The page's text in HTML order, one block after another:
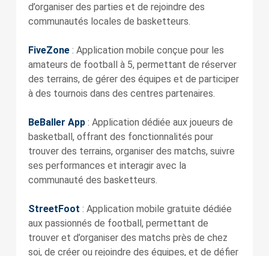
d’organiser des parties et de rejoindre des
communautés locales de basketteurs.
FiveZone: Application mobile conçue pour les
amateurs de football à 5, permettant de réserver
des terrains, de gérer des équipes et de participer
à des tournois dans des centres partenaires.
BeBaller App: Application dédiée aux joueurs de
basketball, offrant des fonctionnalités pour
trouver des terrains, organiser des matchs, suivre
ses performances et interagir avec la
communauté des basketteurs.
StreetFoot : Application mobile gratuite dédiée
aux passionnés de football, permettant de
trouver et d’organiser des matchs près de chez
soi, de créer ou rejoindre des équipes, et de défier